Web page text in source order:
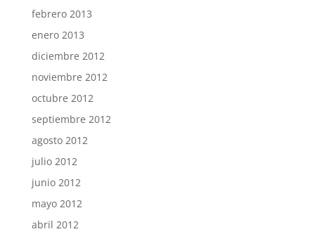
febrero 2013
enero 2013
diciembre 2012
noviembre 2012
octubre 2012
septiembre 2012
agosto 2012
julio 2012
junio 2012
mayo 2012
abril 2012